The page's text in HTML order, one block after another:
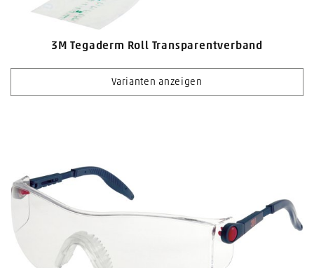
3M Tegaderm Roll Transparentverband
Varianten anzeigen